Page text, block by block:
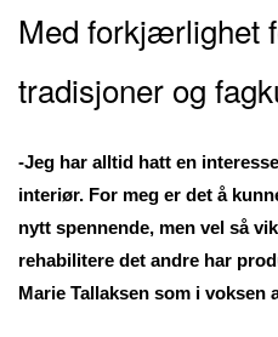
Med forkjærlighet
tradisjoner og
-Jeg har alltid hatt en
interiør. For meg er det å
nytt spennende, men vel så
rehabilitere det andre har
Marie Tallaksen som i voksen